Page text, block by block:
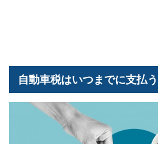
自動車税はいつまでに支払